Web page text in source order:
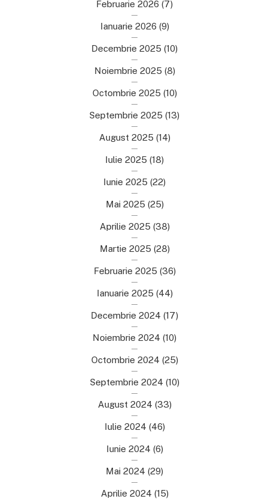
Februarie 2026 (7)
Ianuarie 2026 (9)
Decembrie 2025 (10)
Noiembrie 2025 (8)
Octombrie 2025 (10)
Septembrie 2025 (13)
August 2025 (14)
Iulie 2025 (18)
Iunie 2025 (22)
Mai 2025 (25)
Aprilie 2025 (38)
Martie 2025 (28)
Februarie 2025 (36)
Ianuarie 2025 (44)
Decembrie 2024 (17)
Noiembrie 2024 (10)
Octombrie 2024 (25)
Septembrie 2024 (10)
August 2024 (33)
Iulie 2024 (46)
Iunie 2024 (6)
Mai 2024 (29)
Aprilie 2024 (15)